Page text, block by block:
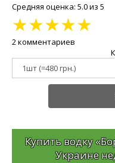
Средняя оценка: 5.0 из 5
★★★★★
2 комментариев
Купить водку
Украине